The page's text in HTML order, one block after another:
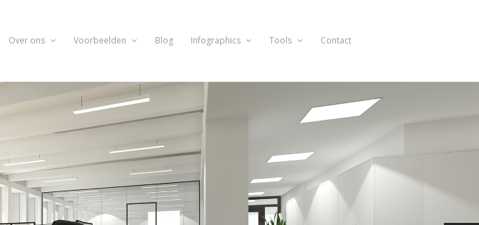
Over ons Voorbeelden Blog Infographics Tools Contact